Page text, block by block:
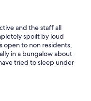
and the staff all
spoilt by loud
open to non residents,
in a bungalow about
tried to sleep under
and the next day
further away, but
not being able to